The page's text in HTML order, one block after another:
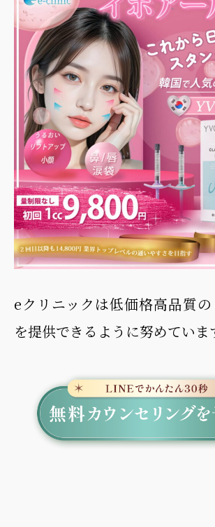
eクリニックは低価格高品質
を提供できるように努めていま